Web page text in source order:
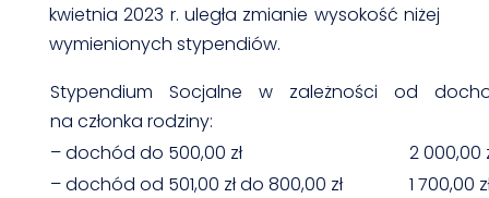
kwietnia 2023 r. uległa zmianie wysokość niżej
wymienionych stypendiów.
Stypendium Socjalne w zależności od
na członka rodziny:
– dochód do 500,00 zł
2 000,00
– dochód od 501,00 zł do 800,00 zł
1 700,00